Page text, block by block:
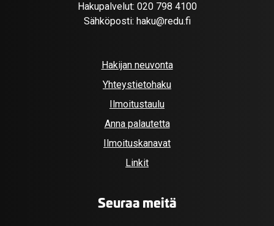
Hakupalvelut: 020 798 4100
Sähköposti: haku@redu.fi
Hakijan neuvonta
Yhteystietohaku
Ilmoitustaulu
Anna palautetta
Ilmoituskanavat
Linkit
Seuraa meitä